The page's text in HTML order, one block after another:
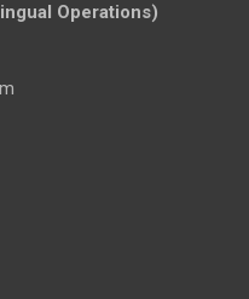
Operations)